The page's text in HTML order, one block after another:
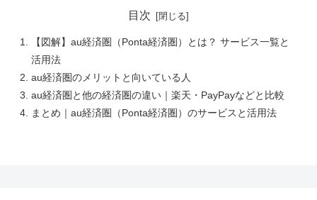
目次
【図解】au経済圏（Ponta経済圏）とは？ サービス一覧と
活用法
au経済圏のメリットと向いている人
au経済圏と他の経済圏の違い｜楽天・PayPayなどと比較
まとめ｜au経済圏（Ponta経済圏）のサービスと活用法